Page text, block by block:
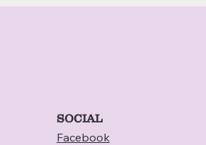
SOCIAL
Facebook